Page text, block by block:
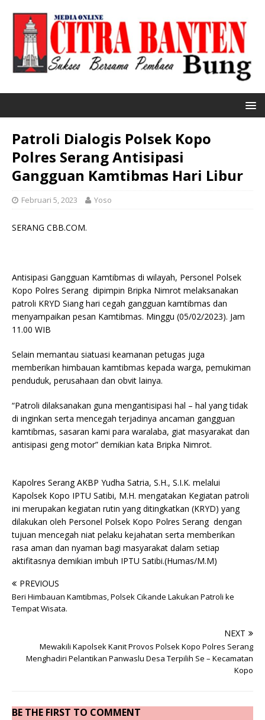
Patroli Dialogis Polsek Kopo
Polres Serang Antisipasi
Gangguan Kamtibmas Hari Libur
Februari 5, 2023 Yoso
SERANG CBB.COM.
Antisipasi Gangguan Kamtibmas di wilayah, Personel Polsek
Kopo Polres Serang dipimpin Bripka Nimrot melaksanakan
patroli KRYD Siang hari cegah gangguan kamtibmas dan
menyampaikan pesan Kamtibmas. Minggu (05/02/2023). Jam
11.00 WIB
Selain memantau siatuasi keamanan petugas juga
memberikan himbauan kamtibmas kepada warga, pemukiman
penduduk, perusahaan dan obvit lainya.
“Patroli dilaksanakan guna mengantisipasi hal – hal yang tidak
di inginkan serta mencegah terjadinya ancaman gangguan
kamtibmas, sasaran kami para waralaba, giat masyarakat dan
antisipasi geng motor” demikian kata Bripka Nimrot.
Kapolres Serang AKBP Yudha Satria, S.H., S.I.K. melalui
Kapolsek Kopo IPTU Satibi, M.H. mengatakan Kegiatan patroli
ini merupakan kegiatan rutin yang ditingkatkan (KRYD) yang
dilakukan oleh Personel Polsek Kopo Polres Serang dengan
tujuan mencegah niat pelaku kejahatan serta memberikan
rasa aman dan nyaman bagi masyarakat dalam setiap
aktifitasnya demikian imbuh IPTU Satibi.(Humas/M.M)
PREVIOUS
Beri Himbauan Kamtibmas, Polsek Cikande Lakukan Patroli ke
Tempat Wisata.
NEXT
Mewakili Kapolsek Kanit Provos Polsek Kopo Polres Serang
Menghadiri Pelantikan Panwaslu Desa Terpilih Se – Kecamatan
Kopo
BE THE FIRST TO COMMENT